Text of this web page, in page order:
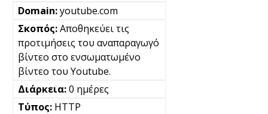
youtube.com
Αποθηκεύει τις
προτιμήσεις του αναπαραγωγό
βίντεο στο ενσωματωμένο
βίντεο του Youtube.
0 ημέρες
HTTP